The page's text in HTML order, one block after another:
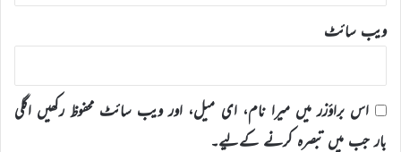
ویب‌ سائٹ
اس براؤزر میں میرا نام، ای میل، اور ویب سائٹ محفوظ رکھیں اگلی
بار جب میں تبصرہ کرنے کےلیے۔